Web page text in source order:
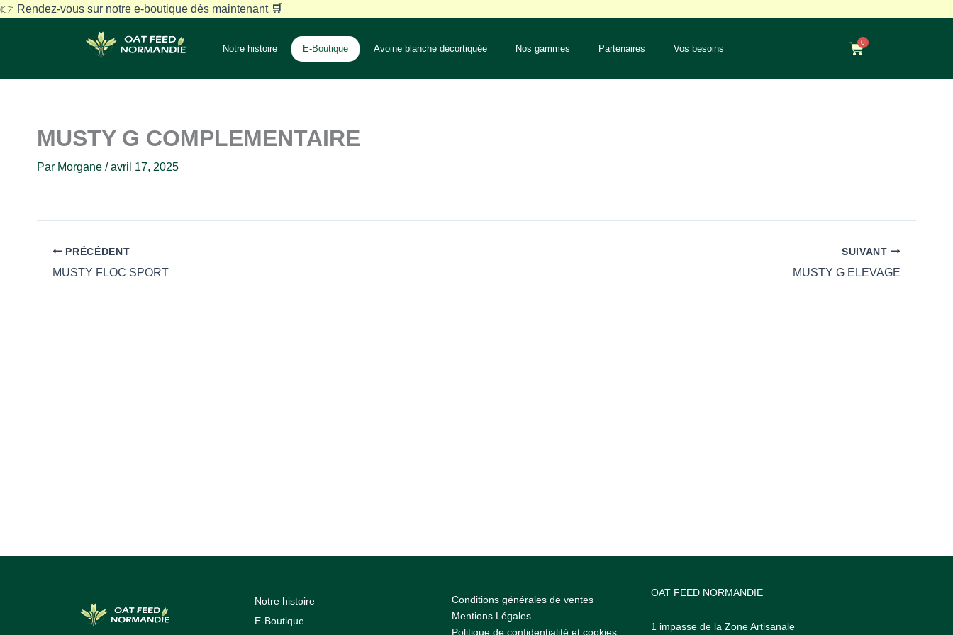
Aller
👉 Rendez-vous sur notre e-boutique dès maintenant🛒
Notre histoire E-Boutique Avoine blanche décortiquée Nos gammes Partenaires Vos besoins
0
Panier
MUSTY G COMPLEMENTAIRE
Par Morgane /avril 17, 2025
PRÉCÉDENT
MUSTY FLOC SPORT
SUIVANT
MUSTY G ELEVAGE
Notre histoire
E-Boutique
Conditions générales de ventes
Mentions Légales
Politique de confidentialité et cookies
OAT FEED NORMANDIE
1 impasse de la Zone Artisanale